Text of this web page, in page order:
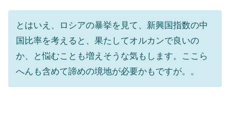
とはいえ、ロシアの暴挙を見て、新興国指数の中
国比率を考えると、果たしてオルカンで良いの
か、と悩むことも増えそうな気もします。ここら
へんも含めて諦めの境地が必要かもですが。。